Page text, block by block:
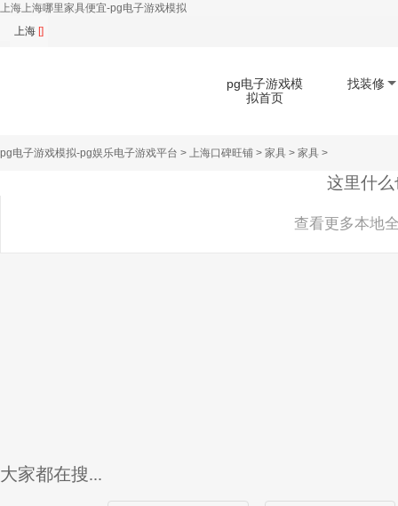
上海上海哪里家具便宜-pg电子游戏模拟
上海 []
pg电子游戏模
拟首页
找装修
扫码下载app
pg电子游戏模拟-pg娱乐电子游戏平台 > 上海口碑旺铺 > 家具 > 家具 >
这里什
查看更多本地
大家都在搜...